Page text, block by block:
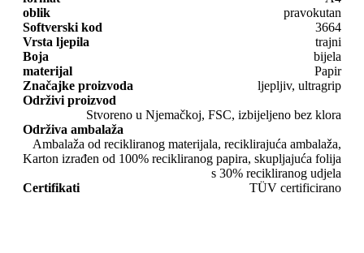
oblik
pravokutan
Softverski kod
3664
Vrsta ljepila
trajni
Boja
bijela
materijal
Papir
Značajke proizvoda
ljepljiv, ultragrip
Održivi proizvod
Stvoreno u Njemačkoj, FSC, izbijeljeno bez klora
Održiva ambalaža
Ambalaža od recikliranog materijala, reciklirajuća ambalaža,
Karton izrađen od 100% recikliranog papira, skupljajuća folija
s 30% recikliranog udjela
Certifikati
TÜV certificirano